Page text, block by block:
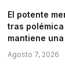
El potente
tras polémica
mantiene
Agosto 7, 2026